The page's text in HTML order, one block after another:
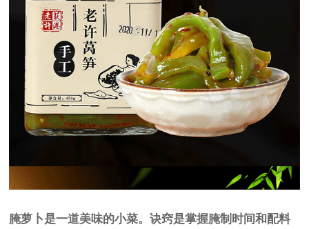
腌萝卜是一道美味的小菜。诀窍是掌握腌制时间和配料